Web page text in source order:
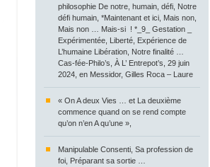
philosophie De notre, humain, défi, Notre
défi humain, *Maintenant et ici, Mais non,
Mais non … Mais-si ! *_9_ Gestation _
Expérimentée, Liberté, Expérience de
L’humaine Libération, Notre finalité …
Cas-fée-Philo’s, À L’ Entrepot’s, 29 juin
2024, en Messidor, Gilles Roca – Laure
« On A deux Vies … et La deuxième
commence quand on se rend compte
qu’on n’en A qu’une »,
Manipulable Consenti, Sa profession de
foi, Préparant sa sortie …